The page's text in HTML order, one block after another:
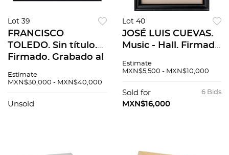
Lot 39
FRANCISCO
TOLEDO. Sin título.
Firmado. Grabado al
26.5 x 19.5 cm
papel
Estimate
MXN$30,000 - MXN$40,000
Unsold
Lot 40
JOSÉ LUIS CUEVAS.
Music - Hall. Firmada
Oct - 1971. Tinta
cm
Estimate
MXN$5,500 - MXN$10,000
6 Bids
Sold for
MXN$16,000